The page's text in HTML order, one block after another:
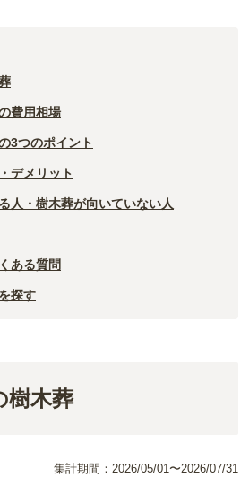
費用相場
3つのポイント
デメリット
人・樹木葬が向いていない人
ある質問
探す
樹木葬
集計期間： 2026/05/01〜2026/07/31